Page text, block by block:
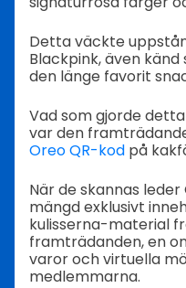
Detta väckte
Blackpink, även känd
den länge favorit
Vad som gjorde
var den
Oreo QR-kod på
När de skannas
mängd exklusivt
kulisserna-material
framträdanden, en
varor och virtuella
medlemmarna.